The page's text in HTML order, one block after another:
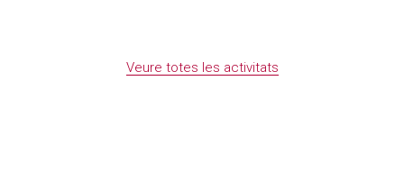
Veure totes les activitats